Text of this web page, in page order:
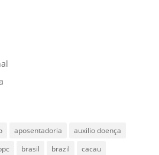
aposentadoria
auxilio doença
brasil brazil
cacau